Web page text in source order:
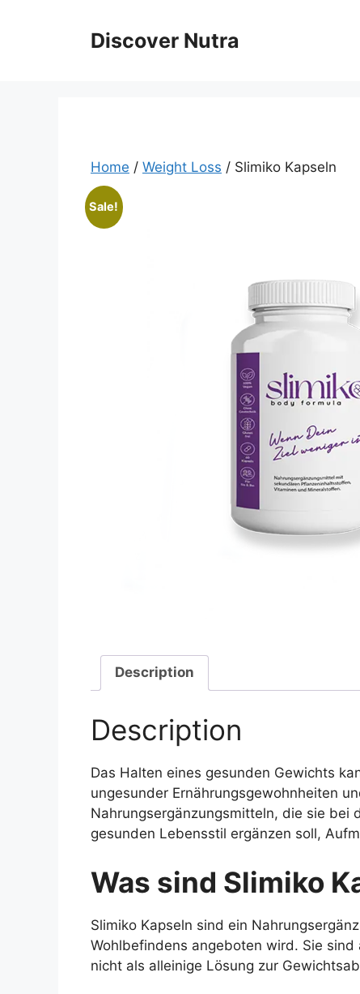
Discover Nutra
Home / Weight Loss / Slimiko Kapseln
Sale!
Description
Description
Das Halten eines gesunden Gewichts
ungesunder Ernährungsgewohnheiten
Nahrungsergänzungsmitteln, die sie bei
gesunden Lebensstil ergänzen soll,
Was sind Slimiko
Slimiko Kapseln sind ein
Wohlbefindens angeboten wird. Sie
nicht als alleinige Lösung zur